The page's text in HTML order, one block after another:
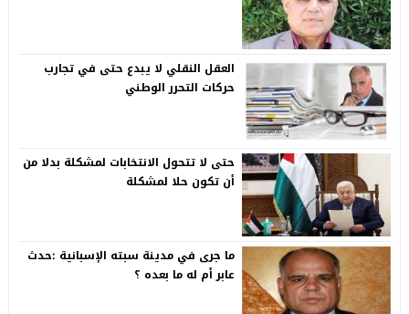
العقل النقلي لا يبدع حتى في تجارب
حركات التحرر الوطني
حتى لا تتحول الانتخابات لمشكلة بدلا من
أن تكون حلا لمشكلة
ما جرى في مدينة سبته الإسبانية :حدث
عابر أم له ما بعده ؟